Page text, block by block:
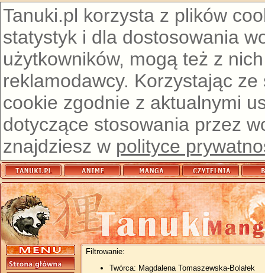
Tanuki.pl korzysta z plików
statystyk i dla dostosowania
użytkowników, mogą też z
reklamodawcy. Korzystając
cookie zgodnie z aktualnymi
dotyczące stosowania przez
znajdziesz w polityce
Filtrowanie:
Twórca: Magdalena Tomaszewska-Bolałek